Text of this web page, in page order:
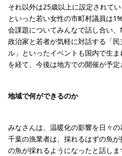
それ以外は25歳以上に設定されて
といった若い女性の市町村議員は
会課題についてみんなで話し合い
政治家と若者が気軽に対話する「
ル」といったイベントも国内で生
を経て、今後は地方での開催が予定
地域で何ができるのか
みなさんは、温暖化の影響を日々
千葉の漁業者は、採れるはずの魚
の魚が採れるようになったと話し